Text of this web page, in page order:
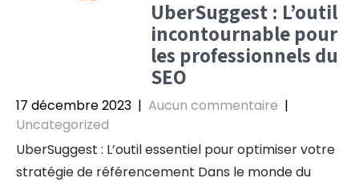
UberSuggest : L’outil
incontournable pour
les professionnels du
SEO
17 décembre 2023 | Aucun commentaire |
Uncategorized
UberSuggest : L’outil essentiel pour optimiser votre
stratégie de référencement Dans le monde du